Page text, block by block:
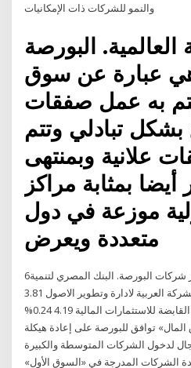
والنمو للشركات ذات الإمكانيات
البورصة
هي عبارة عن سوق
به عمل صفقات
بشكل تبادلي وتتم
علانية وبمنتهى
أيضا بمثابة مراكز
موزعة في دول
متعددة ويعرض
6‏‏/6‏‏/1442 بعد الهجرة شريط أسعار شركات البورصة. البنك المصري لتنمية
الصادرات 11.26 1.34%; الشركة العربية لادارة وتطوير الاصول 3.81
2.70%; سى اى كابيتال القابضة للاستثمارات المالية 4.19 0.24%
المال» توافق للبورصة على إعادة هيكلة
لدخول الشركات المتوسطة والكبيرة
الشركات المدرجة في «السوق الأول»